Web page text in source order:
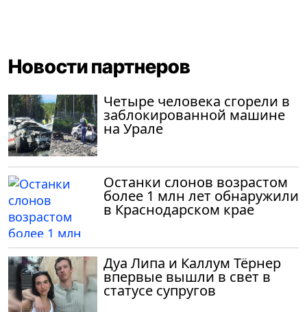
Новости партнеров
Четыре человека сгорели в
заблокированной машине
на Урале
Останки слонов возрастом
более 1 млн лет обнаружили
в Краснодарском крае
Дуа Липа и Каллум Тёрнер
впервые вышли в свет в
статусе супругов